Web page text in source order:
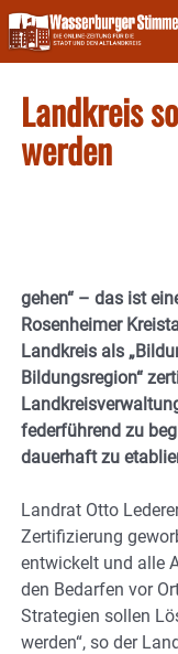
Skip
to
content
Landkreis
werden
gehen“ – das ist
Rosenheimer
Landkreis als
Bildungsregion“
federführend zu
dauerhaft zu
Landrat Otto
Zertifizierung
entwickelt und alle
den Bedarfen vor
Strategien sollen
werden“, so der